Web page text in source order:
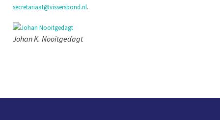
secretariaat@vissersbond.nl.
Johan K. Nooitgedagt